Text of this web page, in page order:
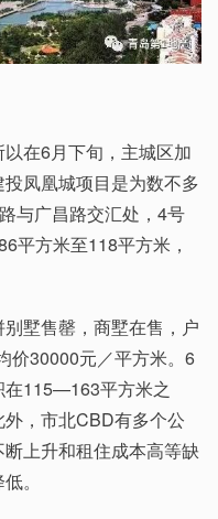
在6月下旬，主城区加
凤凰城项目是为数不多
与广昌路交汇处，4号
平方米至118平方米，
墅售罄，商墅在售，户
价30000元／平方米。6
在115—163平方米之
，市北CBD有多个公
上升和租住成本高等缺
。